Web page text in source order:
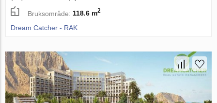
Bruksområde:118.6 m2
Dream Catcher - RAK